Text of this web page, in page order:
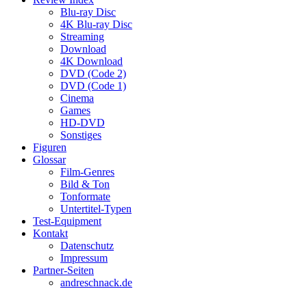
Blu-ray Disc
4K Blu-ray Disc
Streaming
Download
4K Download
DVD (Code 2)
DVD (Code 1)
Cinema
Games
HD-DVD
Sonstiges
Figuren
Glossar
Film-Genres
Bild & Ton
Tonformate
Untertitel-Typen
Test-Equipment
Kontakt
Datenschutz
Impressum
Partner-Seiten
andreschnack.de